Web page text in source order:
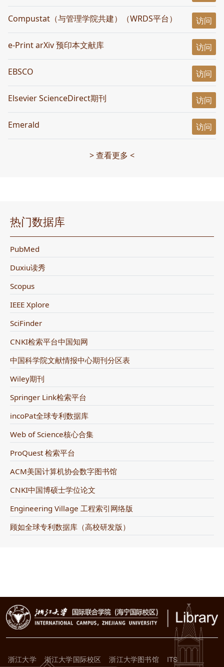
Compustat（与管理学院共建）（WRDS平台） 访问
e-Print arXiv 预印本文献库 访问
EBSCO 访问
Elsevier ScienceDirect期刊 访问
Emerald 访问
> 查看更多 <
热门数据库
PubMed
Duxiu读秀
Scopus
IEEE Xplore
SciFinder
CNKI检索平台中国知网
中国科学院文献情报中心期刊分区表
Wiley期刊
Springer Link检索平台
incoPat全球专利数据库
Web of Science核心合集
ProQuest 检索平台
ACM美国计算机协会数字图书馆
CNKI中国博硕士学位论文
Engineering Village 工程索引网络版
顾如全球专利数据库（高校研发版）
浙江大学 浙江大学国际校区 浙江大学图书馆 ITS